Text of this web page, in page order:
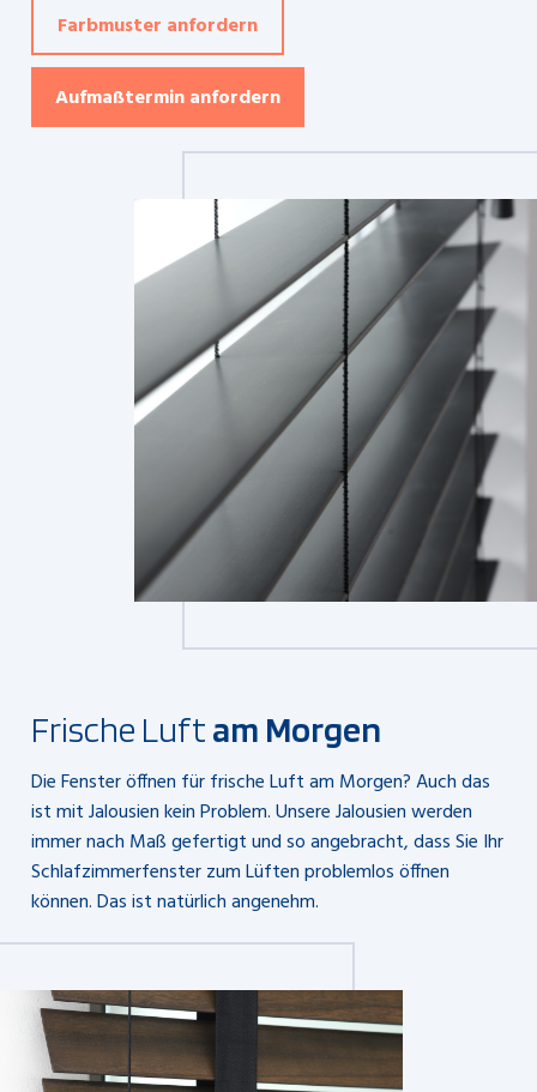
Farbmuster anfordern
Aufmaßtermin anfordern
Frische Luftam Morgen
Die Fenster öffnen für frische Luft am Morgen? Auch das
ist mit Jalousien kein Problem. Unsere Jalousien werden
immer nach Maß gefertigt und so angebracht, dass Sie Ihr
Schlafzimmerfenster zum Lüften problemlos öffnen
können. Das ist natürlich angenehm.